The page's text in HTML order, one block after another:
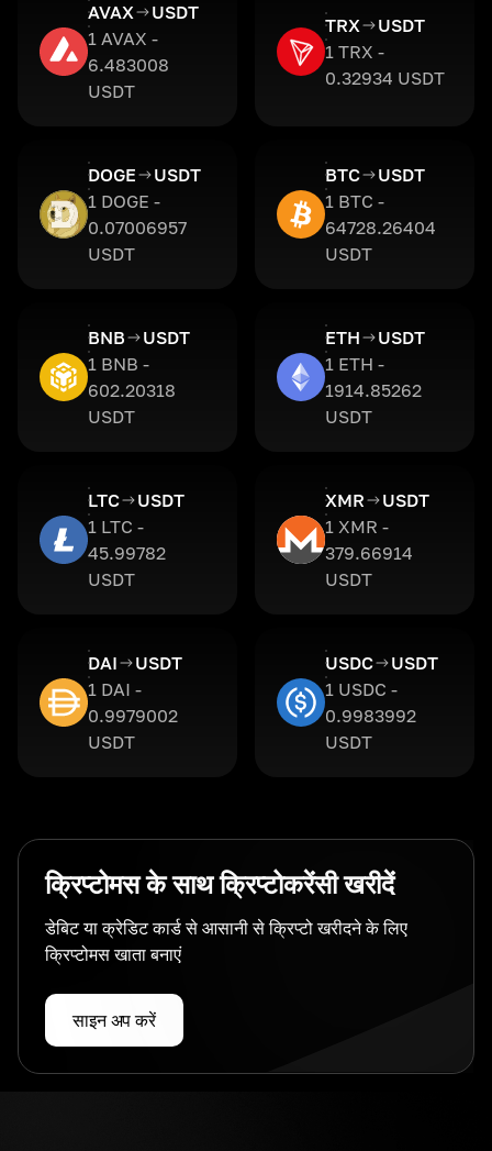
AVAX
USDT
1 AVAX -
6.483008
USDT
TRX
USDT
1 TRX -
0.32934 USDT
DOGE
USDT
1 DOGE -
0.07006957
USDT
BTC
USDT
1 BTC -
64728.26404
USDT
BNB
USDT
1 BNB -
602.20318
USDT
ETH
USDT
1 ETH -
1914.85262
USDT
LTC
USDT
1 LTC -
45.99782
USDT
XMR
USDT
1 XMR -
379.66914
USDT
DAI
USDT
1 DAI -
0.9979002
USDT
USDC
USDT
1 USDC -
0.9983992
USDT
क्रिप्टोमस के साथ क्रिप्टोकरेंसी खरीदें
डेबिट या क्रेडिट कार्ड से आसानी से क्रिप्टो खरीदने के लिए
क्रिप्टोमस खाता बनाएं
साइन अप करें